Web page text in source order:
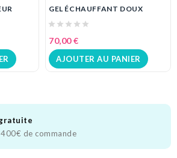
ÉCHAUFFANT DOUX
AJOUTER AU PANIER
GEL
AJOUTER
de commande